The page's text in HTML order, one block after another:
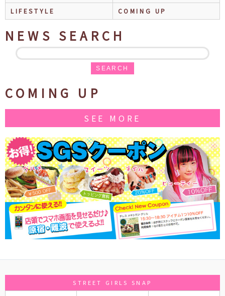
LIFESTYLE
COMING UP
NEWS SEARCH
SEARCH
COMING UP
SEE MORE
STREET GIRLS SNAP